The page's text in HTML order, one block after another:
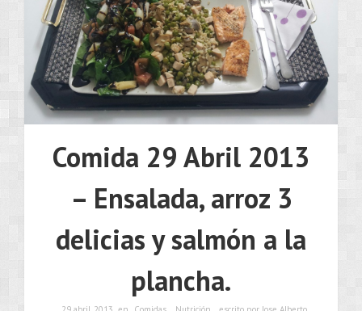
Comida 29 Abril 2013
– Ensalada, arroz 3
delicias y salmón a la
plancha.